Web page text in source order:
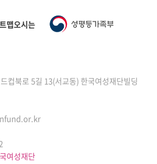
맵오시는 길
컵북로 5길 13(서교동) 한국여성재단빌딩
여성재단